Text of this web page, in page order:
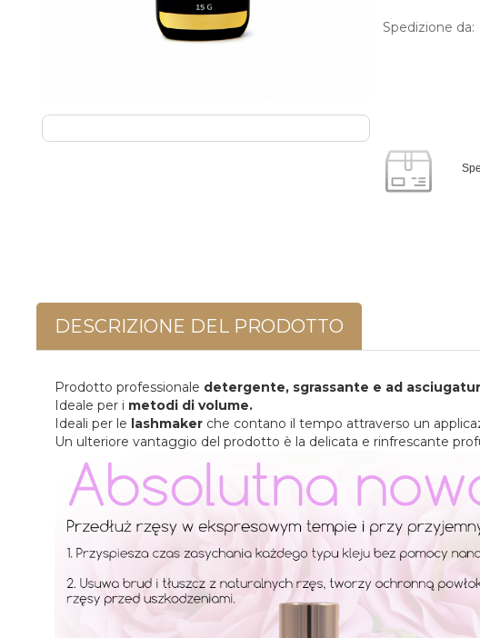
Spedizione da:
DESCRIZIONE DEL PRODOTTO
Prodotto professionale detergente, sgrassante e ad
Ideale per i metodi di volume.
Ideali per le lashmaker che contano il tempo attraverso un
Un ulteriore vantaggio del prodotto è la delicata e rinfrescante